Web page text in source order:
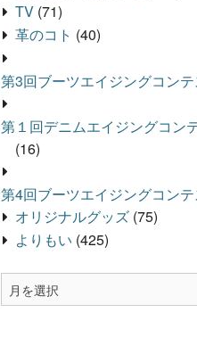
TV (71)
革のコト (40)
第3回ブーツエイジングコンテ
第１回デニムエイジングコン
(16)
第4回ブーツエイジングコンテ
オリジナルグッズ (75)
よりもい (425)